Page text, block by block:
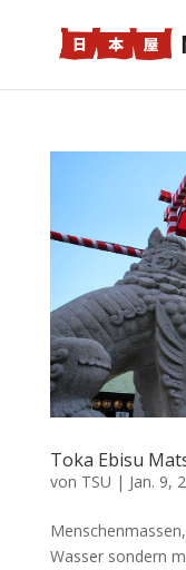
Toka Ebisu
von TSU | Jan. 9,
Wasser sondern